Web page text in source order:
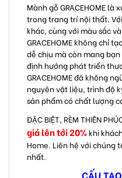
Mành gỗ GRACEHOME
trong trang trí nội thất.
khác, cùng với màu sắc
GRACEHOME không chỉ
dễ chịu mà còn mang
định hướng phát triển
GRACEHOME đã không
nguyên vật liệu, trình độ
sản phẩm có chất lượng
ĐẶC BIỆT, RÈM THIÊN
giá lên tới 20% khi
Home. Liên hệ với chúng
nhất.
CẤU